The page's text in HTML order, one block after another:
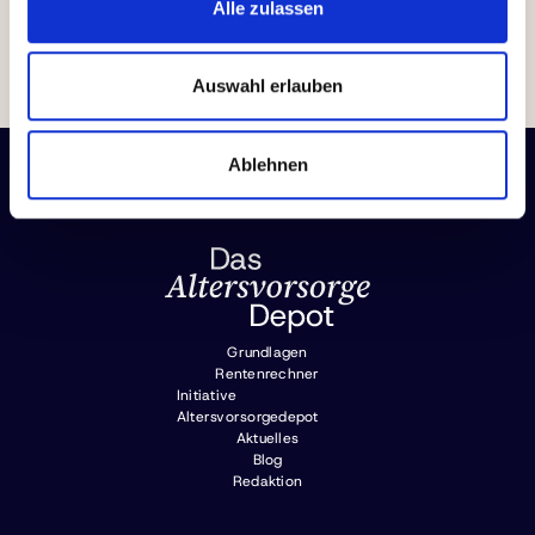
Alle zulassen
Auswahl erlauben
Ablehnen
Grundlagen
Rentenrechner
Initiative
Altersvorsorgedepot
Aktuelles
Blog
Redaktion